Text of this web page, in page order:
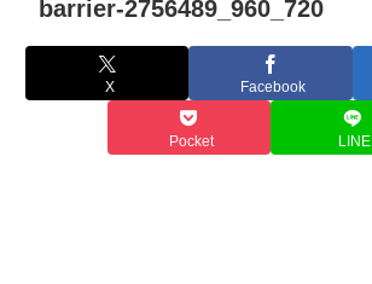
barrier-2756489_960_720
X Facebook
Pocket LINE